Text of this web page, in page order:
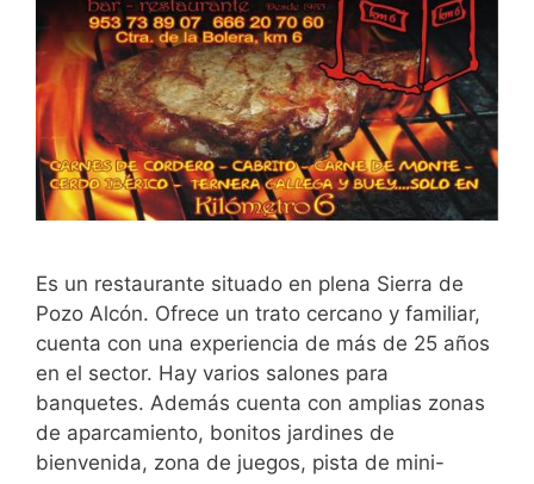
Es un restaurante situado en plena Sierra de
Pozo Alcón. Ofrece un trato cercano y familiar,
cuenta con una experiencia de más de 25 años
en el sector. Hay varios salones para
banquetes. Además cuenta con amplias zonas
de aparcamiento, bonitos jardines de
bienvenida, zona de juegos, pista de mini-